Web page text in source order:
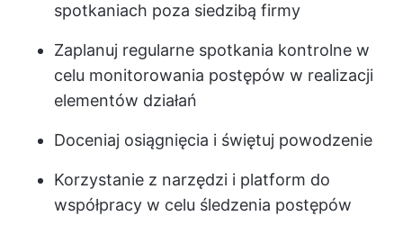
spotkaniach poza siedzibą firmy
Zaplanuj regularne spotkania kontrolne w
celu monitorowania postępów w realizacji
elementów działań
Doceniaj osiągnięcia i świętuj powodzenie
Korzystanie z narzędzi i platform do
współpracy w celu śledzenia postępów